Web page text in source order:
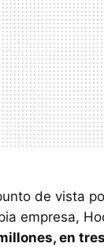
de vista
empresa,
en